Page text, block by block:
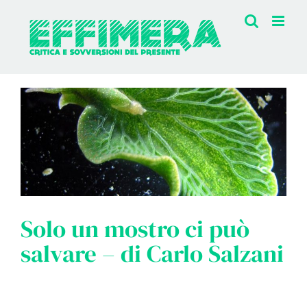
contenuto
Solo un mostro ci può
salvare – di Carlo Salzani